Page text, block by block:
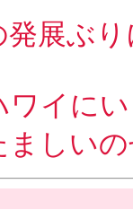
発展ぶ
イに
ましい